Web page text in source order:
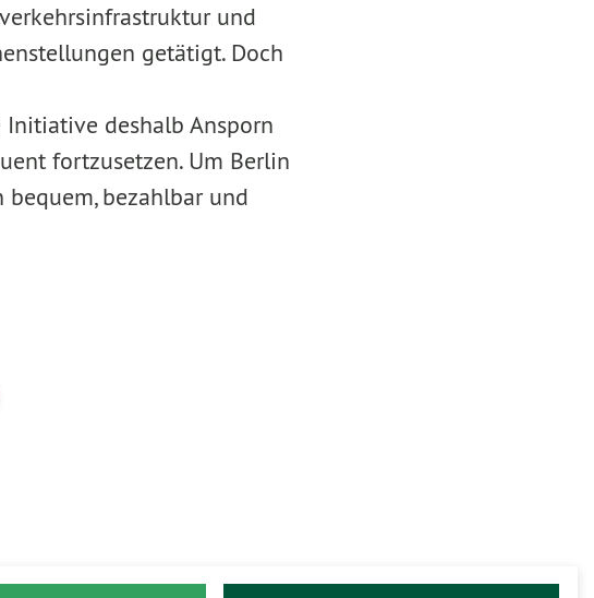
und
getätigt. Doch
deshalb Ansporn
fortzusetzen. Um Berlin
bezahlbar und